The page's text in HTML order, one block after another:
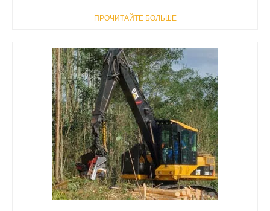
ПРОЧИТАЙТЕ БОЛЬШЕ